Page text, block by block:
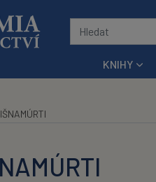
KNIHY